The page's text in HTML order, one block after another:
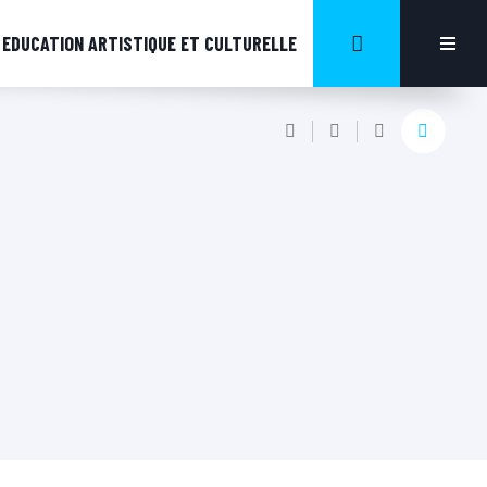
EDUCATION ARTISTIQUE ET CULTURELLE